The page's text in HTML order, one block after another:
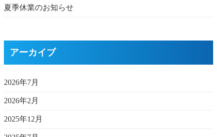
夏季休業のお知らせ
アーカイブ
2026年7月
2026年2月
2025年12月